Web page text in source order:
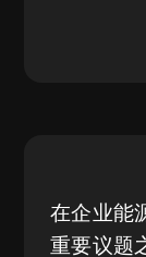
在企业能
重要议题